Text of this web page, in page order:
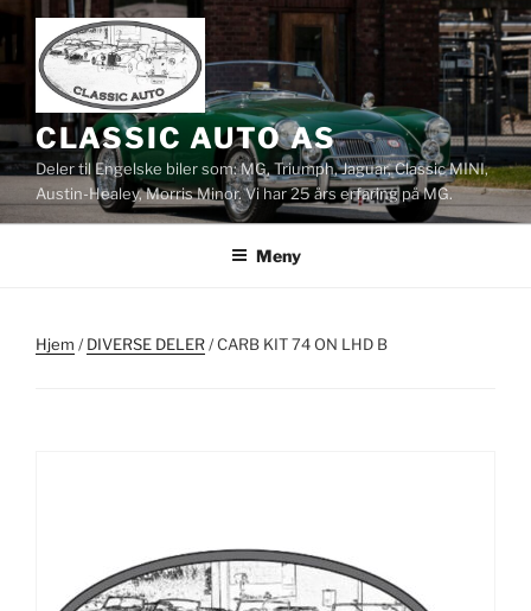
Gå
til
innhold
CLASSIC AUTO AS
Deler til Engelske biler som: MG, Triumph, Jaguar, Classic MINI,
Austin-Healey, Morris Minor. Vi har 25 års erfaring på MG.
Meny
Hjem /DIVERSE DELER/ CARB KIT 74 ON LHD B